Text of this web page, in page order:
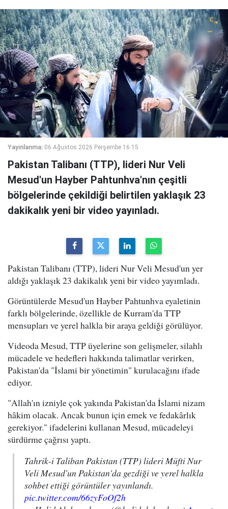
Yayınlanma: 06 Ağustos 2026 Perşembe 16:15
Pakistan Talibanı (TTP), lideri Nur Veli
Mesud'un Hayber Pahtunhva'nın çeşitli
bölgelerinde çekildiği belirtilen yaklaşık 23
dakikalık yeni bir video yayınladı.
Pakistan Talibanı (TTP), lideri Nur Veli Mesud'un yer
aldığı yaklaşık 23 dakikalık yeni bir video yayımladı.
Görüntülerde Mesud'un Hayber Pahtunhva eyaletinin
farklı bölgelerinde, özellikle de Kurram'da TTP
mensupları ve yerel halkla bir araya geldiği görülüyor.
Videoda Mesud, TTP üyelerine son gelişmeler, silahlı
mücadele ve hedefleri hakkında talimatlar verirken,
Pakistan'da "İslami bir yönetimin" kurulacağını ifade
ediyor.
"Allah'ın izniyle çok yakında Pakistan'da İslami nizam
hâkim olacak. Ancak bunun için emek ve fedakârlık
gerekiyor." ifadelerini kullanan Mesud, mücadeleyi
sürdürme çağrısı yaptı.
Tahrik-i Taliban Pakistan (TTP) lideri Müfti Nur
Veli Mesud'un Pakistan'da gezdiği ve yerel halkla
sohbet ettiği görüntüler yayınlandı.
pic.twitter.com/66zyFoOf2h